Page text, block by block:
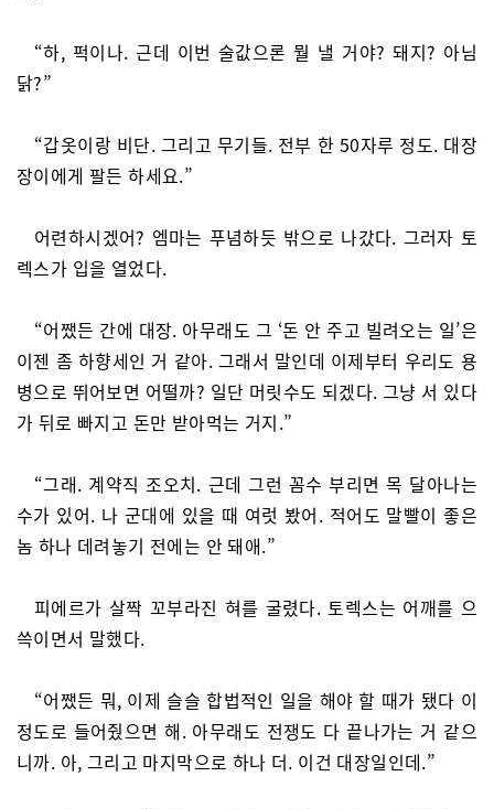
“하, 퍽이나. 근데 이번 술값으론 뭘 낼 거야? 돼지? 아님
닭?”
“갑옷이랑 비단. 그리고 무기들. 전부 한 50자루 정도. 대장
장이에게 팔든 하세요.”
어련하시겠어? 엠마는 푸념하듯 밖으로 나갔다. 그러자 토
렉스가 입을 열었다.
“어쨌든 간에 대장. 아무래도 그 ‘돈 안 주고 빌려오는 일’은
이젠 좀 하향세인 거 같아. 그래서 말인데 이제부터 우리도 용
병으로 뛰어보면 어떨까? 일단 머릿수도 되겠다. 그냥 서 있다
가 뒤로 빠지고 돈만 받아먹는 거지.”
“그래. 계약직 조오치. 근데 그런 꼼수 부리면 목 달아나는
수가 있어. 나 군대에 있을 때 여럿 봤어. 적어도 말빨이 좋은
놈 하나 데려놓기 전에는 안 돼애.”
피에르가 살짝 꼬부라진 혀를 굴렸다. 토렉스는 어깨를 으
쓱이면서 말했다.
“어쨌든 뭐, 이제 슬슬 합법적인 일을 해야 할 때가 됐다 이
정도로 들어줬으면 해. 아무래도 전쟁도 다 끝나가는 거 같으
니까. 아, 그리고 마지막으로 하나 더. 이건 대장일인데.”